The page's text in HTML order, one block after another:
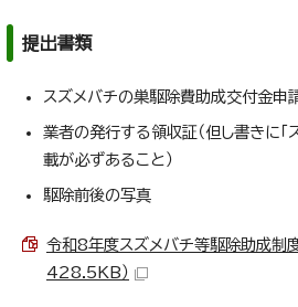
提出書類
スズメバチの巣駆除費助成交付金申
業者の発行する領収証（但し書きに「
載が必ずあること）
駆除前後の写真
令和8年度スズメバチ等駆除助成制
428.5KB）